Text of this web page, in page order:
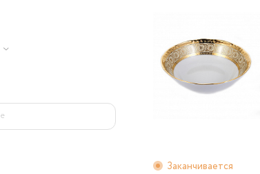
Заканчивается